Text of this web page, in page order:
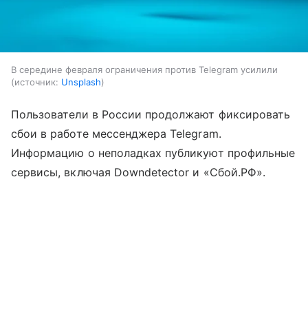
В середине февраля ограничения против Telegram усилили
источник: Unsplash
Пользователи в России продолжают фиксировать
сбои в работе мессенджера Telegram.
Информацию о неполадках публикуют профильные
сервисы, включая Downdetector и «Сбой.РФ».